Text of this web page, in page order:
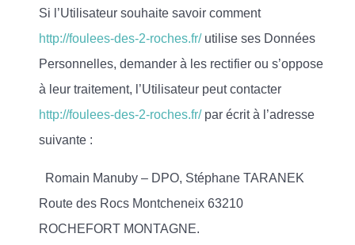
Si l’Utilisateur souhaite savoir comment
http://foulees-des-2-roches.fr/utilise ses Données
Personnelles, demander à les rectifier ou s’oppose
à leur traitement, l’Utilisateur peut contacter
http://foulees-des-2-roches.fr/par écrit à l’adresse
suivante :
Romain Manuby – DPO, Stéphane TARANEK
Route des Rocs Montcheneix 63210
ROCHEFORT MONTAGNE.